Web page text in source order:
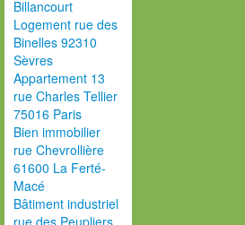
Billancourt
Logement rue des
Binelles 92310
Sèvres
Appartement 13
rue Charles Tellier
75016 Paris
Bien immobilier
rue Chevrollière
61600 La Ferté-
Macé
Bâtiment industriel
rue des Peupliers